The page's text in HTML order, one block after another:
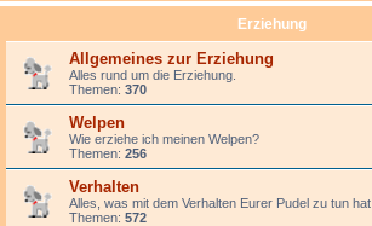
Erziehung
Allgemeines zur Erziehung
Alles rund um die Erziehung.
Themen: 370
Welpen
Wie erziehe ich meinen Welpen?
Themen: 256
Verhalten
Alles, was mit dem Verhalten Eurer Pudel zu tun hat
Themen: 572